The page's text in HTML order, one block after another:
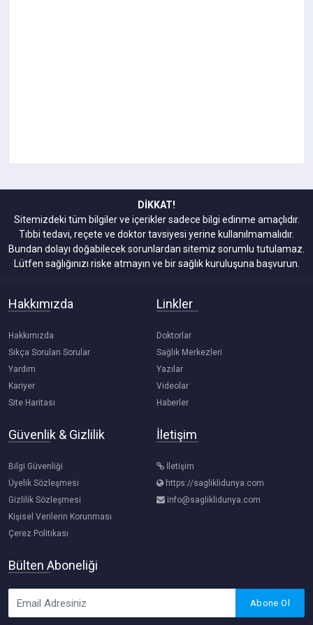
DİKKAT!
Sitemizdeki tüm bilgiler ve içerikler sadece bilgi edinme amaçlıdır.
Tıbbi tedavi, reçete ve doktor tavsiyesi yerine kullanılmamalıdır.
Bundan dolayı doğabilecek sorunlardan sitemiz sorumlu tutulamaz.
Lütfen sağlığınızı riske atmayın ve bir sağlık kuruluşuna başvurun.
Hakkımızda
Hakkımızda
Sıkça Sorulan Sorular
Yardım
Kariyer
Site Haritası
Linkler
Doktorlar
Sağlık Merkezleri
Yazılar
Videolar
Haberler
Güvenlik & Gizlilik
Bilgi Güvenliği
Üyelik Sözleşmesi
Gizlilik Sözleşmesi
Kişisel Verilerin Korunması
Çerez Politikası
İletişim
İletişim
https://sagliklidunya.com
info@sagliklidunya.com
Bülten Aboneliği
Abone Ol